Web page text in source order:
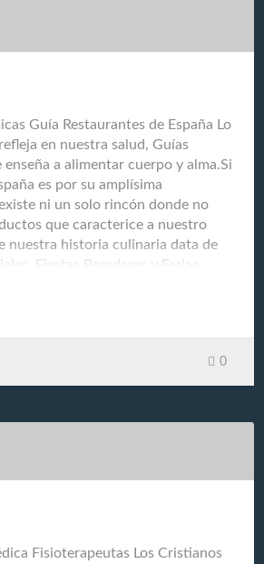
Guía Restaurantes de España Lo
en nuestra salud, Guías
a alimentar cuerpo y alma.Si
es por su amplísima
ni un solo rincón donde no
que caracterice a nuestro
nuestra historia culinaria data de
Fiestas Populares y Ferias
la fuente de nuestra memoria
que sentimos hacia nuestros
Debido al gran entusiasmo que
en el resto del mundo, nos
a través de esta completa
restauradores (restaurantes
0
Fisioterapeutas Los Cristianos